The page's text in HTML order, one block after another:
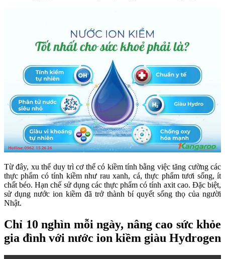
Từ đây, xu thế duy trì cơ thể có kiềm tính bằng việc tăng cường các
thực phẩm có tính kiềm như rau xanh, cá, thực phẩm tươi sống, ít
chất béo. Hạn chế sử dụng các thực phẩm có tính axit cao. Đặc biệt,
sử dụng nước ion kiềm đã trở thành bí quyết sống thọ của người
Nhật.
Chỉ 10 nghìn mỗi ngày, nâng cao sức khỏe
gia đình với nước ion kiềm giàu Hydrogen